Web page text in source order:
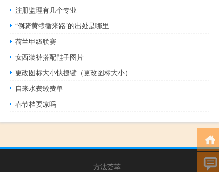
注册监理有几个专业
“倒骑黄犊循来路”的出处是哪里
荷兰甲级联赛
女西装裤搭配鞋子图片
更改图标大小快捷键（更改图标大小）
自来水费缴费单
春节档要凉吗
方法荟萃